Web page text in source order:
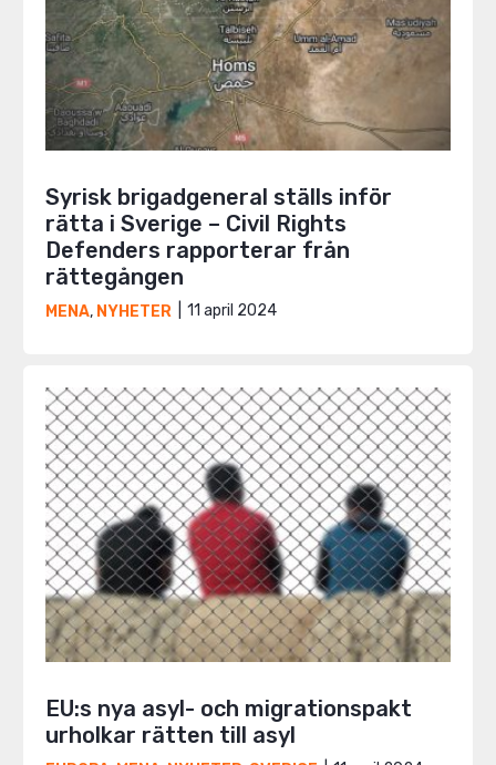
Syrisk brigadgeneral ställs inför
rätta i Sverige – Civil Rights
Defenders rapporterar från
rättegången
MENA, NYHETER 11 april 2024
EU:s nya asyl- och migrationspakt
urholkar rätten till asyl